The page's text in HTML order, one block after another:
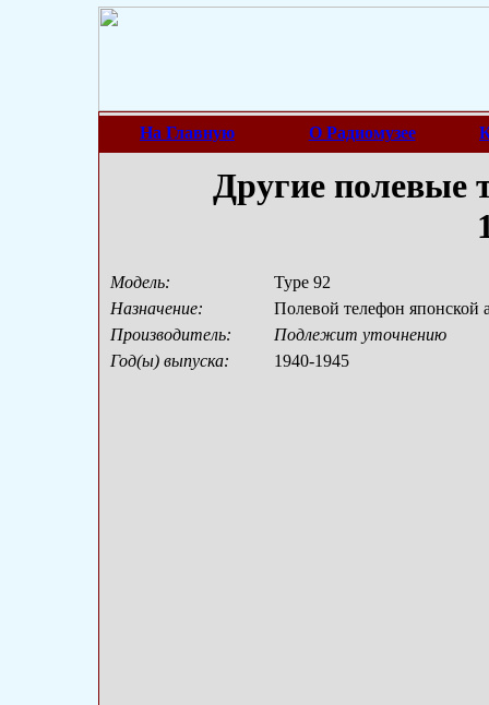
На Главную О Радиомузее
Другие полевые
Модель:
Type 92
Назначение:
Полевой телефон японской
Производитель:
Подлежит уточнению
Год(ы) выпуска:
1940-1945